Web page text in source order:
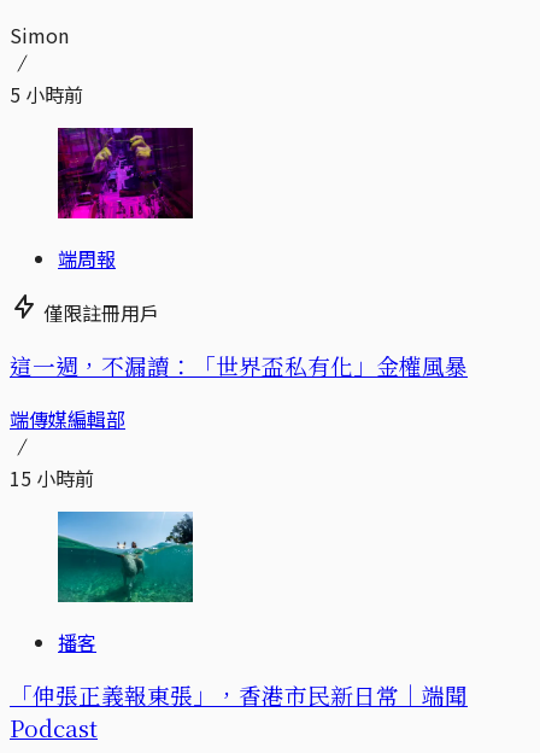
Simon
5 小時前
端周報
僅限註冊用戶
這一週，不漏讀：「世界盃私有化」金權風暴
端傳媒編輯部
15 小時前
播客
「伸張正義報東張」，香港市民新日常｜端聞
Podcast